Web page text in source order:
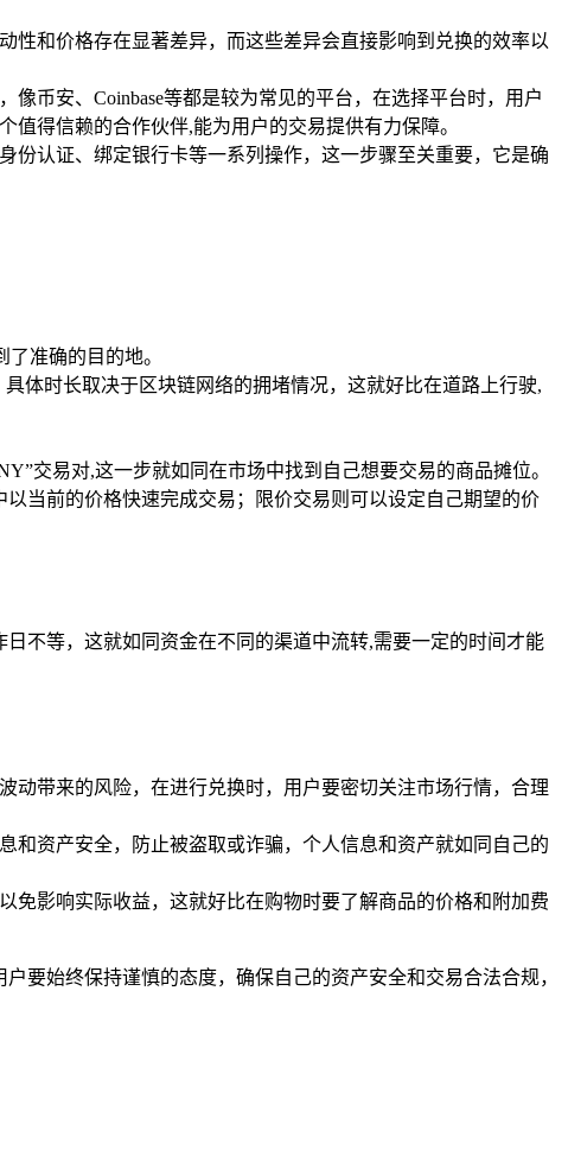
性和价格存在显著差异，而这些差异会直接影响到兑换的效率以
币安、Coinbase等都是较为常见的平台，在选择平台时，用户
得信赖的合作伙伴,能为用户的交易提供有力保障。
份认证、绑定银行卡等一系列操作，这一步骤至关重要，它是确
准确的目的地。
体时长取决于区块链网络的拥堵情况，这就好比在道路上行驶,
交易对,这一步就如同在市场中找到自己想要交易的商品摊位。
当前的价格快速完成交易；限价交易则可以设定自己期望的价
不等，这就如同资金在不同的渠道中流转,需要一定的时间才能
动带来的风险，在进行兑换时，用户要密切关注市场行情，合理
和资产安全，防止被盗取或诈骗，个人信息和资产就如同自己的
免影响实际收益，这就好比在购物时要了解商品的价格和附加费
要始终保持谨慎的态度，确保自己的资产安全和交易合法合规，